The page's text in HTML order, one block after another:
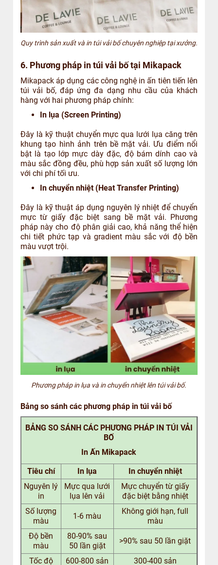
Quy trình sản xuất và in túi vải bố chuyên nghiệp tại xưởng.
6. Phương pháp in túi vải bố tại Mikapack
Mikapack áp dụng các công nghệ in ấn tiên tiến lên
túi vải bố, đáp ứng đa dạng nhu cầu của khách
hàng với hai phương pháp chính:
In lụa (Screen Printing)
Đây là kỹ thuật chuyển mực qua lưới lụa căng trên
khung tạo hình ảnh trên bề mặt vải. Ưu điểm nổi
bật là tạo lớp mực dày đặc, độ bám dính cao và
màu sắc đồng đều, phù hợp sản xuất số lượng lớn
với chi phí tối ưu.
In chuyển nhiệt (Heat Transfer Printing)
Đây là kỹ thuật áp dụng nguyên lý nhiệt để chuyển
mực từ giấy đặc biệt sang bề mặt vải. Phương
pháp này cho độ phân giải cao, khả năng thể hiện
chi tiết phức tạp và gradient màu sắc với độ bền
màu vượt trội.
Phương pháp in lụa và in chuyển nhiệt lên túi vải bố.
Bảng so sánh các phương pháp in túi vải bố
BẢNG SO SÁNH CÁC PHƯƠNG PHÁP IN TÚI VẢI
BỐ
In Ấn Mikapack
Tiêu chí In lụa
In chuyển nhiệt
Nguyên lý
in
Mực qua lưới
lụa lên vải
Mực chuyển từ giấy
đặc biệt bằng nhiệt
Số lượng
màu
1-6 màu
Không giới hạn, full
màu
Độ bền
màu
80-90% sau
50 lần giặt
>90% sau 50 lần giặt
Tốc độ 600-800 sản 300-400 sản